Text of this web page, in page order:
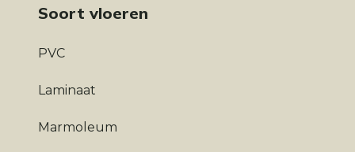
Soort vloeren
PVC
Laminaat
Marmoleum